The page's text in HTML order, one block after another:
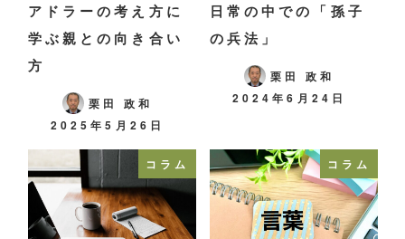
アドラーの考え方に
学ぶ親との向き合い
方
栗田 政和
2025年5月26日
日常の中での「孫子
の兵法」
栗田 政和
2024年6月24日
コラム コラム